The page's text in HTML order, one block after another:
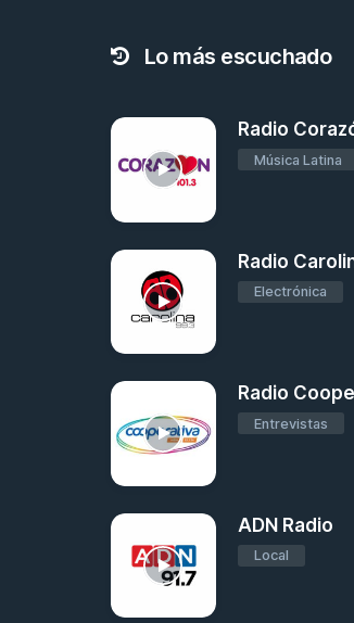
Lo más escuchado
Radio
Música Latina
Radio
Electrónica
Radio
Entrevistas
ADN Radio
Local